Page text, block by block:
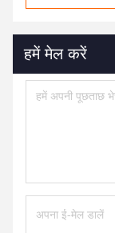
हमें मेल करें